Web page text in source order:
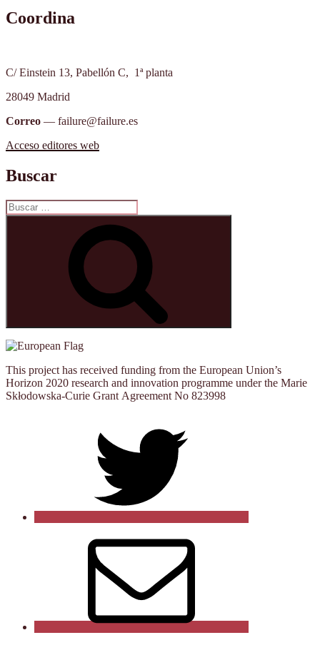
Coordina
C/ Einstein 13, Pabellón C, 1ª planta
28049 Madrid
Correo — failure@failure.es
Acceso editores web
Buscar
Buscar
por:
This project has received funding from the European Union’s
Horizon 2020 research and innovation programme under the Marie
Skłodowska-Curie Grant Agreement No 823998